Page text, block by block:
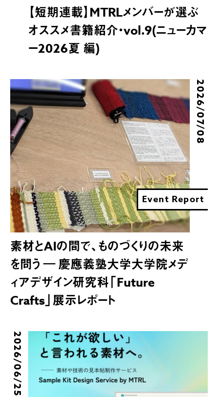
【短期連載】MTRLメンバーが選ぶ
オススメ書籍紹介・vol.9(ニューカマ
ー2026夏 編)
Event Report
2026/07/08
素材とAIの間で、ものづくりの未来
を問う ― 慶應義塾大学大学院メデ
ィアデザイン研究科「Future
Crafts」展示レポート
2026/06/25